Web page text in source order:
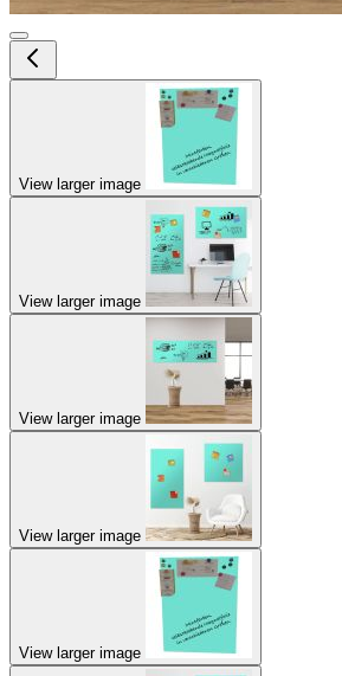
View larger image
View larger image
View larger image
View larger image
View larger image